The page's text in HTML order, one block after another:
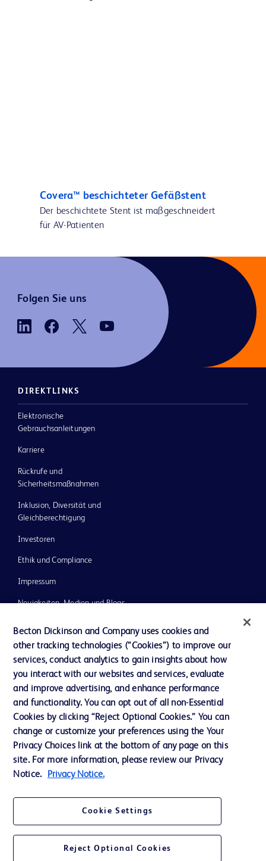
Covera™ beschichteter Gefäßstent
Der beschichtete Stent ist maßgeschneidert
für AV-Patienten
Folgen Sie uns
DIREKTLINKS
Elektronische
Gebrauchsanleitungen
Karriere
Rückrufe und
Sicherheitsmaßnahmen
Inklusion, Diversität und
Gleichberechtigung
Investoren
Ethik und Compliance
Impressum
Neuigkeiten, Medien und Blogs
Unser Unternehmen
AGB
Kontaktieren Sie uns
Cookie-Einstellungen
Datenschutz
Nutzungsbedingungen
© 2026 BD. Alle Rechte vorbehalten. BD und das BD-Logo sind Marken von
Becton Dickinson and Company uses cookies and
other tracking technologies (“Cookies”) to improve our
services, conduct analytics to gain insights about how
you interact with our websites and services, evaluate
and improve advertising, and enhance performance
and functionality. You can opt out of all non-Essential
Cookies by clicking “Reject Optional Cookies.” You can
change or customize your preferences using the Your
Privacy Choices link at the bottom of any page on this
site. For more information, please review our Privacy
Notice.
Privacy Notice.
Cookie Settings
Reject Optional Cookies